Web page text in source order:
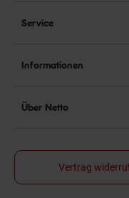
Service
Informationen
Über Netto
Vertrag